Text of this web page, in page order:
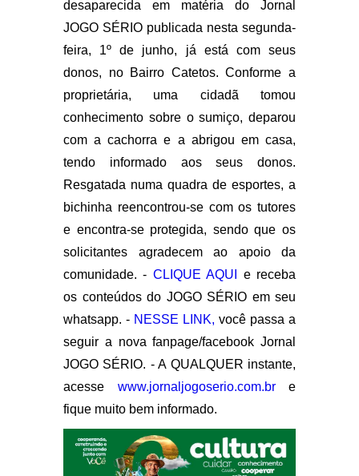
desaparecida em matéria do Jornal
JOGO SÉRIO publicada nesta segunda-
feira, 1º de junho, já está com seus
donos, no Bairro Catetos. Conforme a
proprietária, uma cidadã tomou
conhecimento sobre o sumiço, deparou
com a cachorra e a abrigou em casa,
tendo informado aos seus donos.
Resgatada numa quadra de esportes, a
bichinha reencontrou-se com os tutores
e encontra-se protegida, sendo que os
solicitantes agradecem ao apoio da
comunidade. - CLIQUE AQUI
e receba
os conteúdos do JOGO SÉRIO em seu
whatsapp. - NESSE LINK, você passa a
seguir a nova fanpage/facebook Jornal
JOGO SÉRIO. - A QUALQUER instante,
acesse www.jornaljogoserio.com.bre
fique muito bem informado.